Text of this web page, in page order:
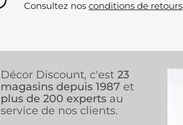
Consultez nos conditions de retours
Décor Discount, c'est 23
magasins depuis 1987 et
plus de 200 experts au
service de nos clients.